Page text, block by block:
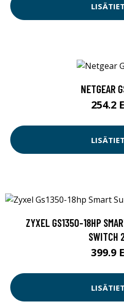
NETGEAR
254.2
ZYXEL GS1350-18HP
SWITCH
399.9